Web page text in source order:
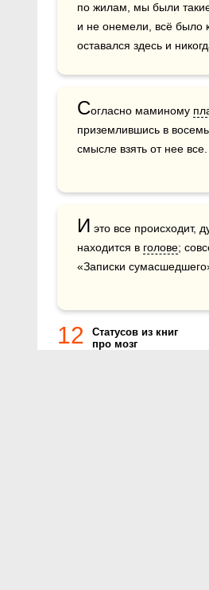
по жилам, мы были
и не онемели, всё было
оставался здесь и
Согласно маминому
приземлившись в восемь
смысле взять от нее все.
И это все происходит,
находится в голове;
«Записки
12
Статусов из книг
про мозг